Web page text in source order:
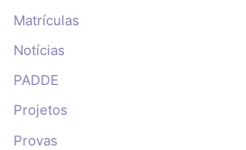
Matrículas
Notícias
PADDE
Projetos
Provas